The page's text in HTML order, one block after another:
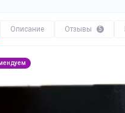
Описание Отзывы 5